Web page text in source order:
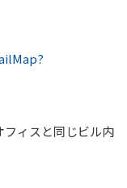
ィスと同じビル内